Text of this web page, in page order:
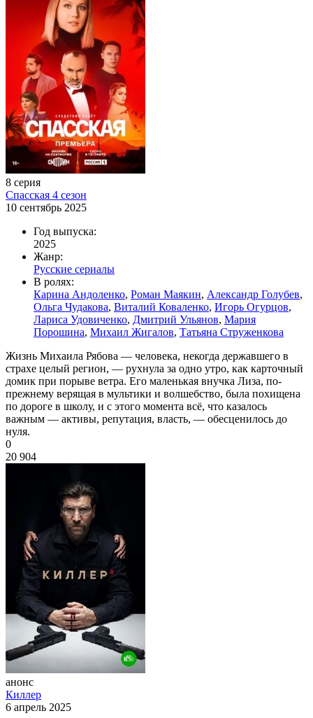
8 серия
Спасская 4 сезон
10 сентябрь 2025
Год выпуска:
2025
Жанр:
Русские сериалы
В ролях:
Карина Андоленко, Роман Маякин, Александр Голубев,
Ольга Чудакова, Виталий Коваленко, Игорь Огурцов,
Лариса Удовиченко, Дмитрий Ульянов, Мария
Порошина, Михаил Жигалов, Татьяна Струженкова
Жизнь Михаила Рябова — человека, некогда державшего в
страхе целый регион, — рухнула за одно утро, как карточный
домик при порыве ветра. Его маленькая внучка Лиза, по-
прежнему верящая в мультики и волшебство, была похищена
по дороге в школу, и с этого момента всё, что казалось
важным — активы, репутация, власть, — обесценилось до
нуля.
0
20 904
анонс
Киллер
6 апрель 2025